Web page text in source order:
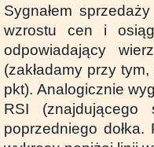
Sygnałem
wzrostu cen i
odpowiadający
(zakładamy przy
pkt). Analogicznie
RSI
poprzedniego